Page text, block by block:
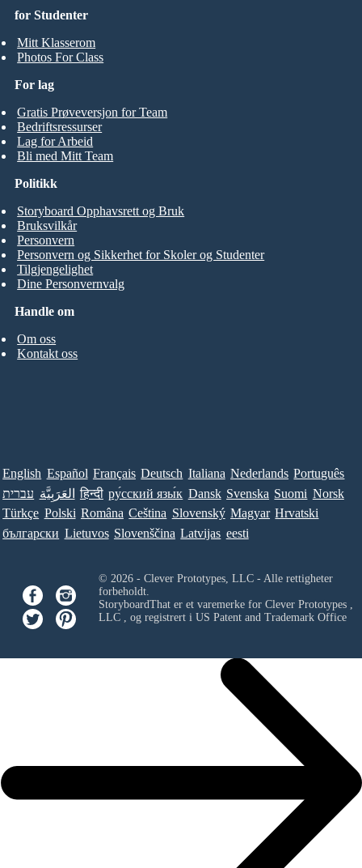
for Studenter
Mitt Klasserom
Photos For Class
For lag
Gratis Prøveversjon for Team
Bedriftsressurser
Lag for Arbeid
Bli med Mitt Team
Handle om
Om oss
Kontakt oss
Politikk
Storyboard Opphavsrett og Bruk
Bruksvilkår
Personvern
Personvern og Sikkerhet for Skoler og Studenter
Tilgjengelighet
Dine Personvernvalg
English Español Français Deutsch Italiana Nederlands Português
עברית العَرَبِيَّة हिन्दी ру́сский язы́к Dansk Svenska Suomi Norsk
Türkçe Polski Româna Ceština Slovenský Magyar Hrvatski
български Lietuvos Slovenščina Latvijas eesti
© 2026 - Clever Prototypes, LLC - Alle rettigheter
forbeholdt.
StoryboardThat er et varemerke for Clever Prototypes ,
LLC, og registrert i US Patent and Trademark Office